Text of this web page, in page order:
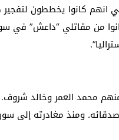
كانوا يخططون لتفجير
من مقاتلي “داعش” في
منهم محمد العمر وخالد